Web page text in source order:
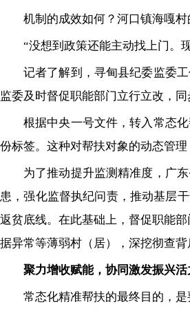
机制的成效如何？河口镇海嘎村
“没想到政策还能主动找上门。
记者了解到，寻甸县纪委监委
监委及时督促职能部门立行立改，
根据中央一号文件，转入常态
份标签。这种对帮扶对象的动态管
为了推动提升监测精准度，广
患，强化监督执纪问责，推动基层
返贫底线。在此基础上，督促职能
据异常等薄弱村（居），深挖彻查
聚力增收赋能，协同激发振兴活
常态化精准帮扶的最终目的，